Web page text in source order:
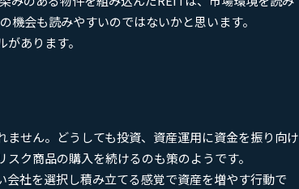
会も読みやすいのではないかと思います。
あります。
せん。どうしても投資、資産運用に資金を振り向け
ク商品の購入を続けるのも策のようです。
社を選択し積み立てる感覚で資産を増やす行動で